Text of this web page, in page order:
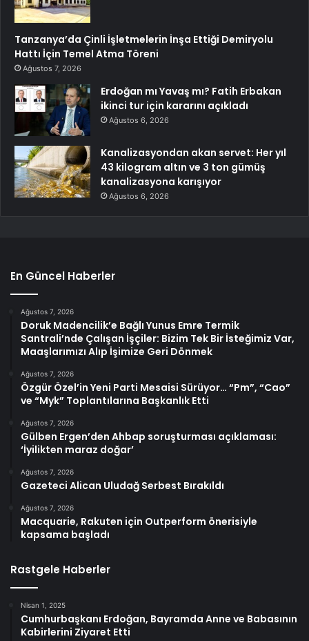
Tanzanya’da Çinli İşletmelerin İnşa Ettiği Demiryolu
Hattı İçin Temel Atma Töreni
Ağustos 7, 2026
Erdoğan mı Yavaş mı? Fatih Erbakan
ikinci tur için kararını açıkladı
Ağustos 6, 2026
Kanalizasyondan akan servet: Her yıl
43 kilogram altın ve 3 ton gümüş
kanalizasyona karışıyor
Ağustos 6, 2026
En Güncel Haberler
Ağustos 7, 2026
Doruk Madencilik’e Bağlı Yunus Emre Termik
Santrali’nde Çalışan İşçiler: Bizim Tek Bir İsteğimiz Var,
Maaşlarımızı Alıp İşimize Geri Dönmek
Ağustos 7, 2026
Özgür Özel’in Yeni Parti Mesaisi Sürüyor… “Pm”, “Cao”
ve “Myk” Toplantılarına Başkanlık Etti
Ağustos 7, 2026
Gülben Ergen’den Ahbap soruşturması açıklaması:
‘İyilikten maraz doğar’
Ağustos 7, 2026
Gazeteci Alican Uludağ Serbest Bırakıldı
Ağustos 7, 2026
Macquarie, Rakuten için Outperform önerisiyle
kapsama başladı
Rastgele Haberler
Nisan 1, 2025
Cumhurbaşkanı Erdoğan, Bayramda Anne ve Babasının
Kabirlerini Ziyaret Etti